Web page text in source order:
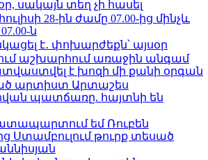
սակայն տեղ չի հասել
28-ին ժամը 07.00-ից մինչև
ն
է․ փոխարժեքն՝ այսօր
աշխարհում առաջին անգամ
է խոզի մի քանի օրգան
արտիստ Արտաշես
պատճառը. հայտնի են
եմ Ռուբեն
Ստամբուլում թուրք տեսած